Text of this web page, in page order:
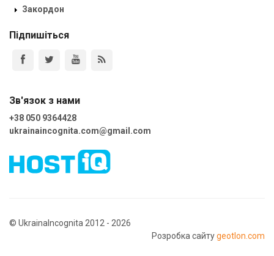
Закордон
Підпишіться
Зв'язок з нами
+38 050 9364428
ukrainaincognita.com@gmail.com
© UkrainaIncognita 2012 - 2026
Розробка сайтуgeotlon.com